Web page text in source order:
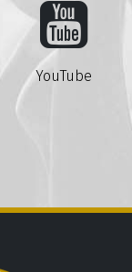
YouTube